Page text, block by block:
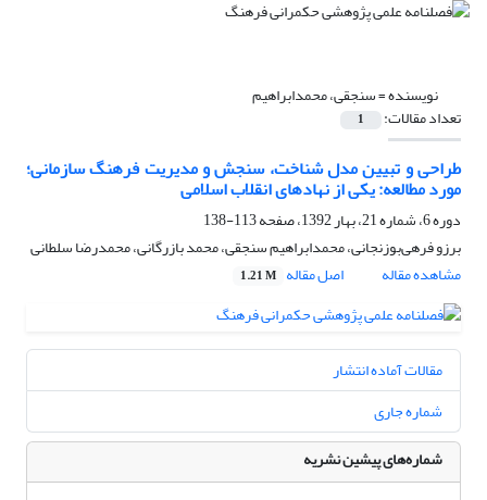
نویسنده =سنجقی، محمدابراهیم
تعداد مقالات: 1
طراحی و تبیین مدل شناخت، سنجش و مدیریت فرهنگ سازمانی؛
مورد مطالعه: یکی از نهادهای انقلاب اسلامی
دوره 6، شماره 21، بهار 1392، صفحه
113-138
برزو فرهی‌بوزنجانی، محمدابراهیم سنجقی، محمد بازرگانی، محمدرضا سلطانی
مشاهده مقاله
اصل مقاله 1.21 M
مقالات آماده انتشار
شماره جاری
شماره‌های پیشین نشریه